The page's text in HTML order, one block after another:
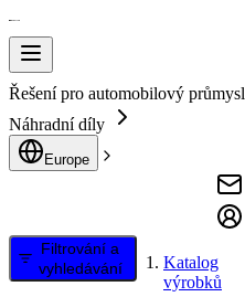
Řešení pro automobilový průmysl
Náhradní díly
Europe
Filtrování a
vyhledávání
Katalog
výrobků